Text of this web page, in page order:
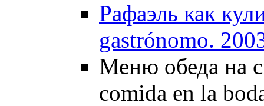
Рафаэль как
gastrónomo.
Меню обеда на
comida en la